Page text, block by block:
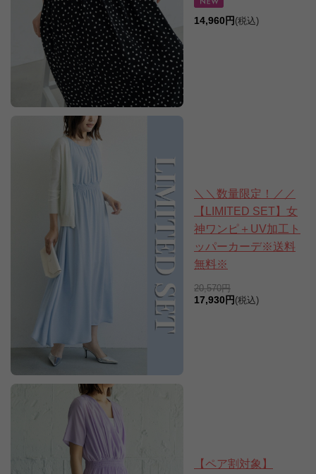
14,960円 (税込)
＼＼数量限定！／／
【LIMITED SET】女
神ワンピ＋UV加工ト
ッパーカーデ※送料
無料※
20,570円
17,930円 (税込)
【ペア割対象】